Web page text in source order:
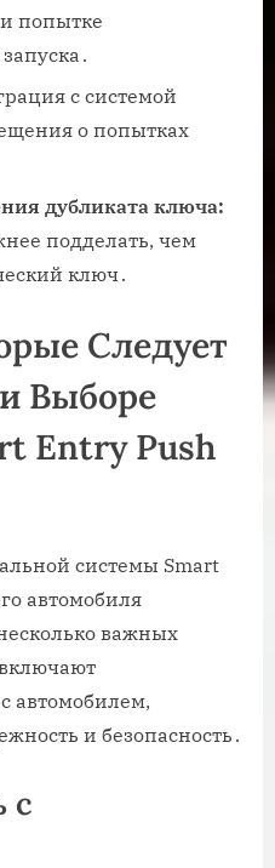
попытке
с системой
о попытках
дубликата ключа:
подделать, чем
ключ․
Следует
Выборе
Entry Push
системы Smart
автомобиля
важных
автомобилем,
и безопасность․
с